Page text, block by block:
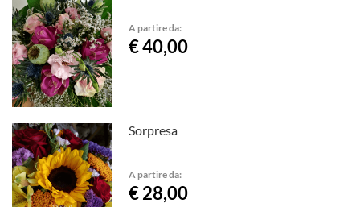
A partire da:
€ 40,00
Sorpresa
A partire da:
€ 28,00